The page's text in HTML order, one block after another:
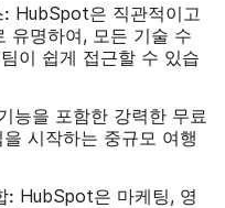
: HubSpot은 직관적이고
유명하여, 모든 기술 수
이 쉽게 접근할 수 있습
능을 포함한 강력한 무료
시작하는 중규모 여행
: HubSpot은 마케팅, 영